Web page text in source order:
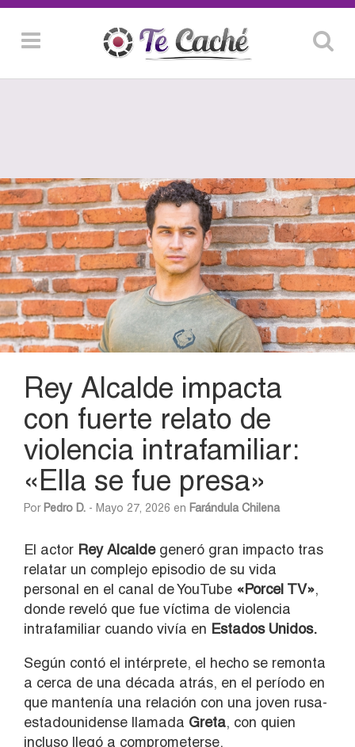
Rey Alcalde impacta
con fuerte relato de
violencia intrafamiliar:
«Ella se fue presa»
Por Pedro D. - Mayo 27, 2026 en Farándula Chilena
El actor Rey Alcaldegeneró gran impacto tras
relatar un complejo episodio de su vida
personal en el canal de YouTube «Porcel TV»,
donde reveló que fue víctima de violencia
intrafamiliar cuando vivía en Estados Unidos.
Según contó el intérprete, el hecho se remonta
a cerca de una década atrás, en el período en
que mantenía una relación con una joven rusa-
estadounidense llamada Greta, con quien
incluso llegó a comprometerse.